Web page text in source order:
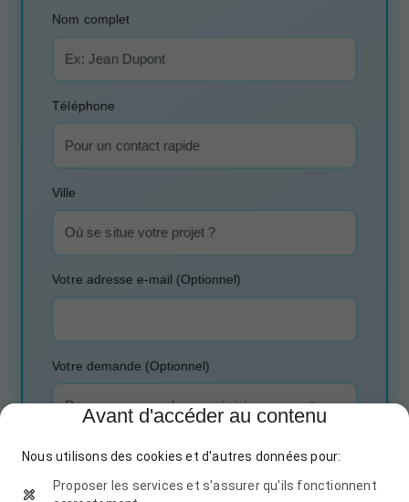
Nom complet
Téléphone
Ville
Votre adresse e-mail (Optionnel)
Votre demande (Optionnel)
Avant d'accéder au contenu
Nous utilisons des cookies et d'autres données pour:
Proposer les services et s'assurer qu'ils fonctionnent